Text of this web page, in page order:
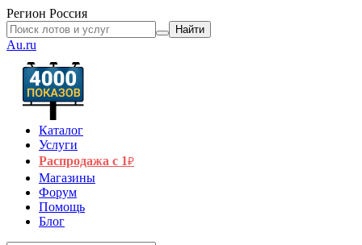
Регион Россия
Найти
Au.ru
Каталог
Услуги
Распродажа с 1₽
Магазины
Форум
Помощь
Блог